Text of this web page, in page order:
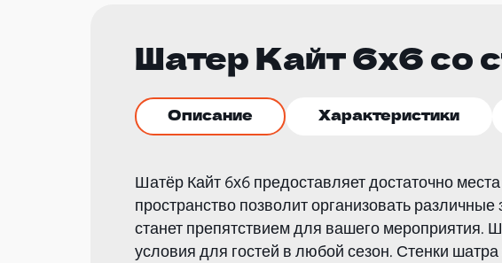
Шатер Кайт 6х6 со
Описание Характеристики
Шатёр Кайт 6х6 предоставляет достаточно
пространство позволит организовать
станет препятствием для вашего мероприятия.
условия для гостей в любой сезон. Стенки